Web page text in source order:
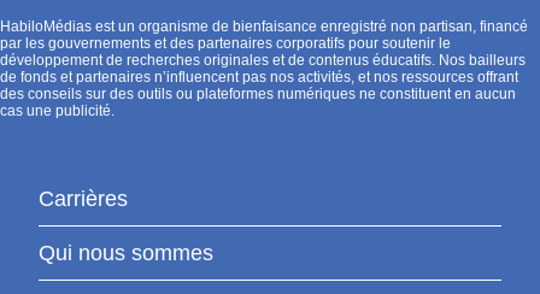
HabiloMédias est un organisme de bienfaisance enregistré non partisan, financé
par les gouvernements et des partenaires corporatifs pour soutenir le
développement de recherches originales et de contenus éducatifs. Nos bailleurs
de fonds et partenaires n’influencent pas nos activités, et nos ressources offrant
des conseils sur des outils ou plateformes numériques ne constituent en aucun
cas une publicité.
Carrières
Qui nous sommes